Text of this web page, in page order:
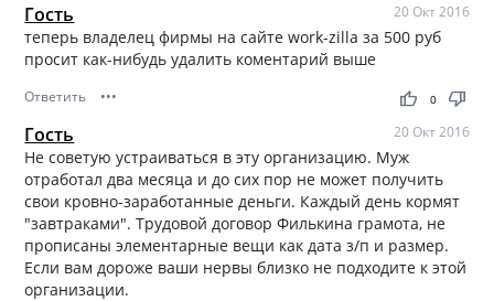
Гость 20 Окт 2016
теперь владелец фирмы на сайте work-zilla за 500 руб
просит как-нибудь удалить коментарий выше
Ответить ••• thumb_up thumb_down
0
Гость 20 Окт 2016
Не советую устраиваться в эту организацию. Муж
отработал два месяца и до сих пор не может получить
свои кровно-заработанные деньги. Каждый день кормят
"завтраками". Трудовой договор Филькина грамота, не
прописаны элементарные вещи как дата з/п и размер.
Если вам дороже ваши нервы близко не подходите к этой
организации.